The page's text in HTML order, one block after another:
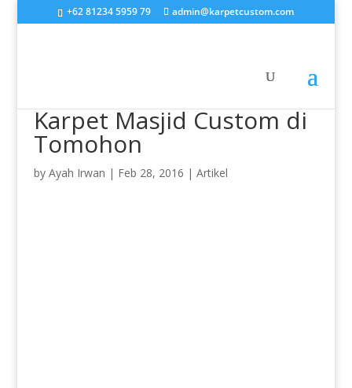
+62 81234 5959 79 admin@karpetcustom.com
Karpet Masjid Custom di
Tomohon
by Ayah Irwan | Feb 28, 2016 | Artikel